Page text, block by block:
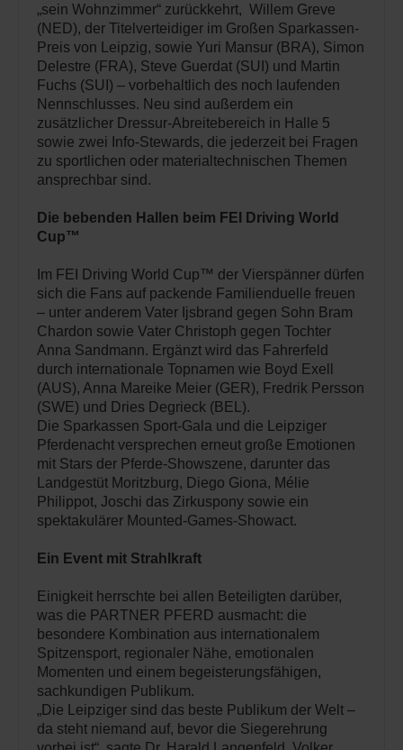
„sein Wohnzimmer“ zurückkehrt, Willem Greve
(NED), der Titelverteidiger im Großen Sparkassen-
Preis von Leipzig, sowie Yuri Mansur (BRA), Simon
Delestre (FRA), Steve Guerdat (SUI) und Martin
Fuchs (SUI) – vorbehaltlich des noch laufenden
Nennschlusses. Neu sind außerdem ein
zusätzlicher Dressur-Abreitebereich in Halle 5
sowie zwei Info-Stewards, die jederzeit bei Fragen
zu sportlichen oder materialtechnischen Themen
ansprechbar sind.
Die bebenden Hallen beim FEI Driving World
Cup™
Im FEI Driving World Cup™ der Vierspänner dürfen
sich die Fans auf packende Familienduelle freuen
– unter anderem Vater Ijsbrand gegen Sohn Bram
Chardon sowie Vater Christoph gegen Tochter
Anna Sandmann. Ergänzt wird das Fahrerfeld
durch internationale Topnamen wie Boyd Exell
(AUS), Anna Mareike Meier (GER), Fredrik Persson
(SWE) und Dries Degrieck (BEL).
Die Sparkassen Sport-Gala und die Leipziger
Pferdenacht versprechen erneut große Emotionen
mit Stars der Pferde-Showszene, darunter das
Landgestüt Moritzburg, Diego Giona, Mélie
Philippot, Joschi das Zirkuspony sowie ein
spektakulärer Mounted-Games-Showact.
Ein Event mit Strahlkraft
Einigkeit herrschte bei allen Beteiligten darüber,
was die PARTNER PFERD ausmacht: die
besondere Kombination aus internationalem
Spitzensport, regionaler Nähe, emotionalen
Momenten und einem begeisterungsfähigen,
sachkundigen Publikum.
„Die Leipziger sind das beste Publikum der Welt –
da steht niemand auf, bevor die Siegerehrung